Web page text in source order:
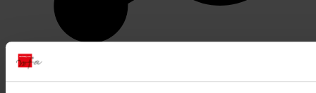
Stel een vraag of plaats een opmerking op de tijdlijn